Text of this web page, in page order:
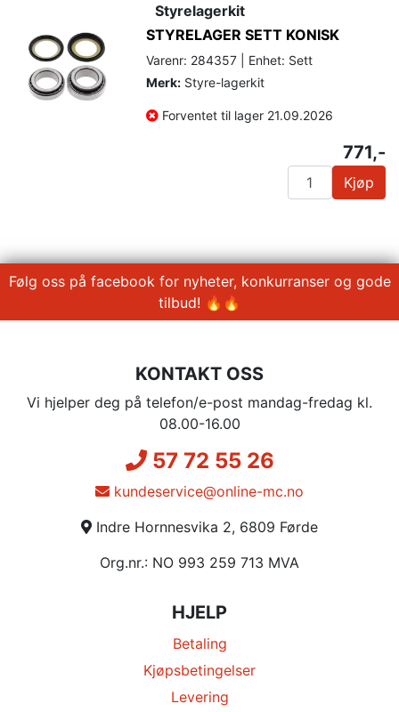
Styrelagerkit
STYRELAGER SETT KONISK
Varenr: 284357 | Enhet: Sett
Merk: Styre-lagerkit
Forventet til lager 21.09.2026
771,-
Kjøp
Følg oss på facebook for nyheter, konkurranser og gode
tilbud! 🔥🔥
KONTAKT OSS
Vi hjelper deg på telefon/e-post mandag-fredag kl.
08.00-16.00
57 72 55 26
kundeservice@online-mc.no
Indre Hornnesvika 2, 6809 Førde
Org.nr.: NO 993 259 713 MVA
HJELP
Betaling
Kjøpsbetingelser
Levering